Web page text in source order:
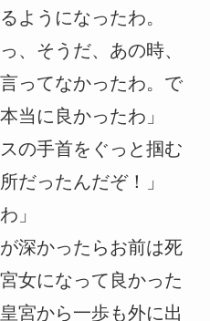
ようになったわ。
、そうだ、あの時、
ってなかったわ。で
当に良かったわ」
の手首をぐっと掴む
だったんだぞ！」
」
深かったらお前は死
女になって良かった
宮から一歩も外に出